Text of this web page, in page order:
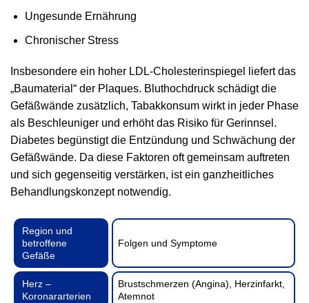
Ungesunde Ernährung
Chronischer Stress
Insbesondere ein hoher LDL-Cholesterinspiegel liefert das
„Baumaterial“ der Plaques. Bluthochdruck schädigt die
Gefäßwände zusätzlich, Tabakkonsum wirkt in jeder Phase
als Beschleuniger und erhöht das Risiko für Gerinnsel.
Diabetes begünstigt die Entzündung und Schwächung der
Gefäßwände. Da diese Faktoren oft gemeinsam auftreten
und sich gegenseitig verstärken, ist ein ganzheitliches
Behandlungskonzept notwendig.
Region und
betroffene
Gefäße
Folgen und Symptome
Herz –
Koronararterien
Brustschmerzen (Angina), Herzinfarkt,
Atemnot